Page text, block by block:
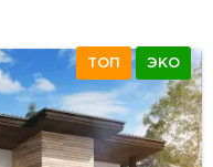
ТОП ЭКО